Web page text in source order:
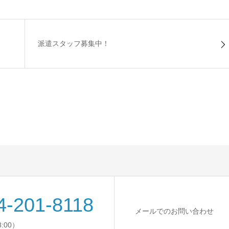
派遣スタッフ募集中！
201-8118
）
メールでのお問い合わせ